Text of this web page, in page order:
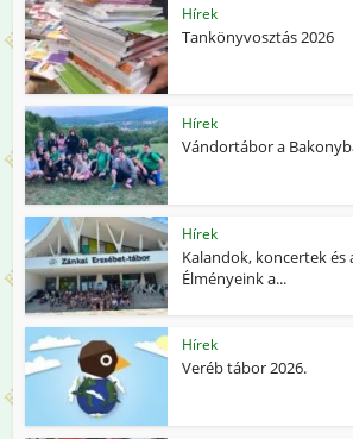
Hírek
Tankönyvosztás 2026
Hírek
Vándortábor a
Hírek
Kalandok, koncertek és
Élményeink a...
Hírek
Veréb tábor 2026.